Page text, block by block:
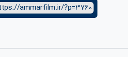
ammarfilm.ir/?p=3760